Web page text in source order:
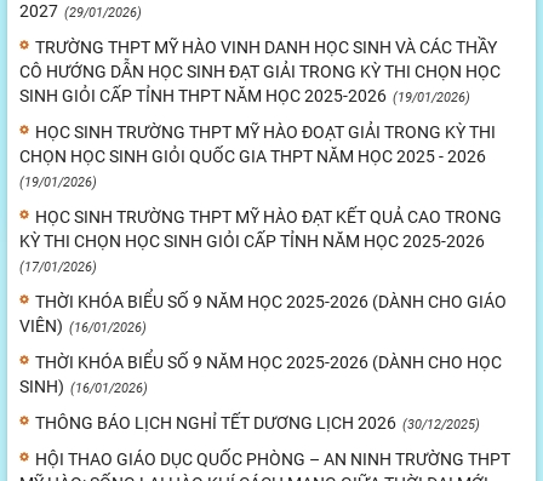
2027 (29/01/2026)
TRƯỜNG THPT MỸ HÀO VINH DANH HỌC SINH VÀ CÁC THẦY
CÔ HƯỚNG DẪN HỌC SINH ĐẠT GIẢI TRONG KỲ THI CHỌN HỌC
SINH GIỎI CẤP TỈNH THPT NĂM HỌC 2025-2026 (19/01/2026)
HỌC SINH TRƯỜNG THPT MỸ HÀO ĐOẠT GIẢI TRONG KỲ THI
CHỌN HỌC SINH GIỎI QUỐC GIA THPT NĂM HỌC 2025 - 2026
(19/01/2026)
HỌC SINH TRƯỜNG THPT MỸ HÀO ĐẠT KẾT QUẢ CAO TRONG
KỲ THI CHỌN HỌC SINH GIỎI CẤP TỈNH NĂM HỌC 2025-2026
(17/01/2026)
THỜI KHÓA BIỂU SỐ 9 NĂM HỌC 2025-2026 (DÀNH CHO GIÁO
VIÊN) (16/01/2026)
THỜI KHÓA BIỂU SỐ 9 NĂM HỌC 2025-2026 (DÀNH CHO HỌC
SINH) (16/01/2026)
THÔNG BÁO LỊCH NGHỈ TẾT DƯƠNG LỊCH 2026 (30/12/2025)
HỘI THAO GIÁO DỤC QUỐC PHÒNG – AN NINH TRƯỜNG THPT